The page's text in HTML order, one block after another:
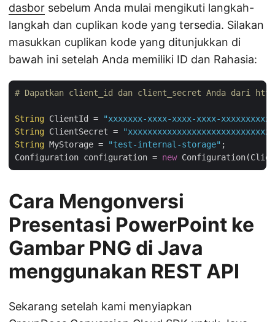
dasbor sebelum Anda mulai mengikuti langkah-
langkah dan cuplikan kode yang tersedia. Silakan
masukkan cuplikan kode yang ditunjukkan di
bawah ini setelah Anda memiliki ID dan Rahasia:
# Dapatkan client_id dan client_secret Anda dari
String ClientId =
"xxxxxxx-xxxx-xxxx-xxxx-
String ClientSecret =
String MyStorage = "test-internal-storage" ;
Configuration configuration = new
Cara Mengonversi
Presentasi PowerPoint ke
Gambar PNG di Java
menggunakan REST API
Sekarang setelah kami menyiapkan